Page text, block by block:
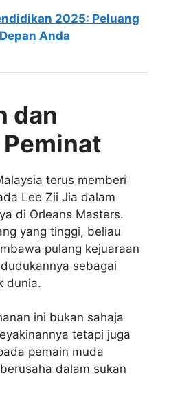
2025: Peluang
Anda
dan
terus memberi
Lee Zii Jia dalam
di Orleans Masters.
yang tinggi, beliau
pulang kejuaraan
sebagai
dunia.
ini bukan sahaja
tetapi juga
pemain muda
dalam sukan